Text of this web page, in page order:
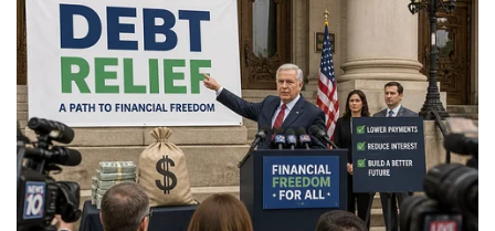
Tư vấn luật
Phân tích